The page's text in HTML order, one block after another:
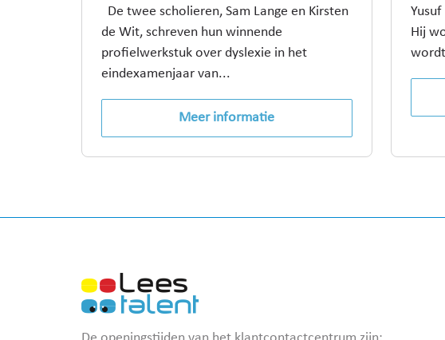
De twee scholieren, Sam Lange en Kirsten
de Wit, schreven hun winnende
profielwerkstuk over dyslexie in het
eindexamenjaar van...
Meer informatie
Hij